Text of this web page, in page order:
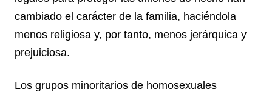
cambiado el carácter de la familia, haciéndola
menos religiosa y, por tanto, menos jerárquica y
prejuiciosa.
Los grupos minoritarios de homosexuales